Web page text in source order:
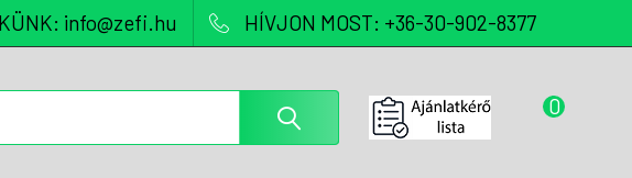
info@zefi.hu HÍVJON MOST: +36-30-902-8377
0